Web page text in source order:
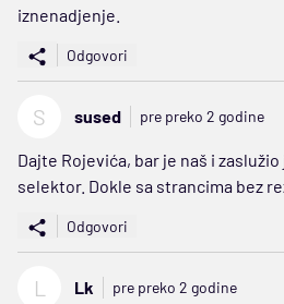
iznenadjenje.
Odgovori
S sused pre preko 2 godine
Dajte Rojevića, bar je naš i
selektor. Dokle sa strancima bez
Odgovori
L Lk pre preko 2 godine